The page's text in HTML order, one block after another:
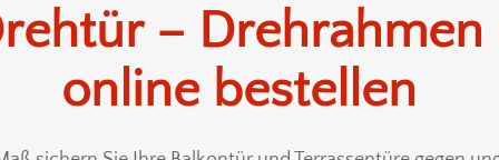
–
online bestellen